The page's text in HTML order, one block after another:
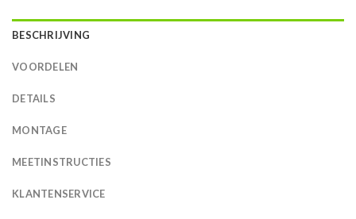
BESCHRIJVING
VOORDELEN
DETAILS
MONTAGE
MEETINSTRUCTIES
KLANTENSERVICE